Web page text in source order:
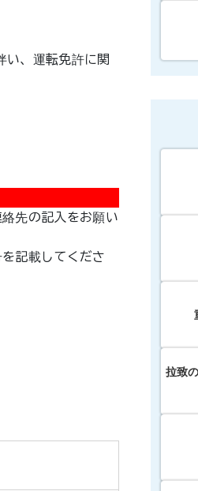
い、運転免許に関
先の記入をお願い
記載してくださ
拉致